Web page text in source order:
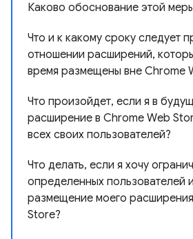
Каково обоснование этой
Что и к какому сроку следует
отношении расширений,
время размещены вне Chrome
Что произойдет, если я в
расширение в Chrome Web
всех своих пользователей?
Что делать, если я хочу
определенных пользователей
размещение моего
Store?